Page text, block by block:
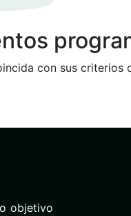
con sus criterios
objetivo